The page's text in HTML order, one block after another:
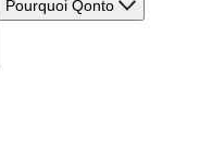
Pourquoi Qonto